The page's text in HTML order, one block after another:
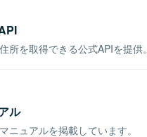
を取得できる公式APIを提供。
ル
ニュアルを掲載しています。